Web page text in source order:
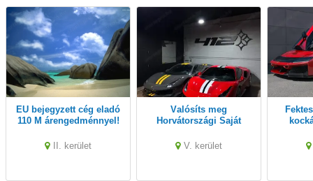
EU bejegyzett cég eladó
110 M árengedménnyel!
II. kerület
Valósíts meg
Horvátországi Saját
EUR értékben!
V. kerület
Fektess be Svájcban